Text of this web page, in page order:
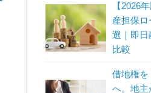
【2026
産担保
選｜即日
比較
借地権を
へ。地主